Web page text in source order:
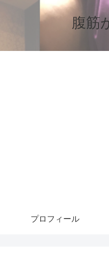
腹筋
プロフィール